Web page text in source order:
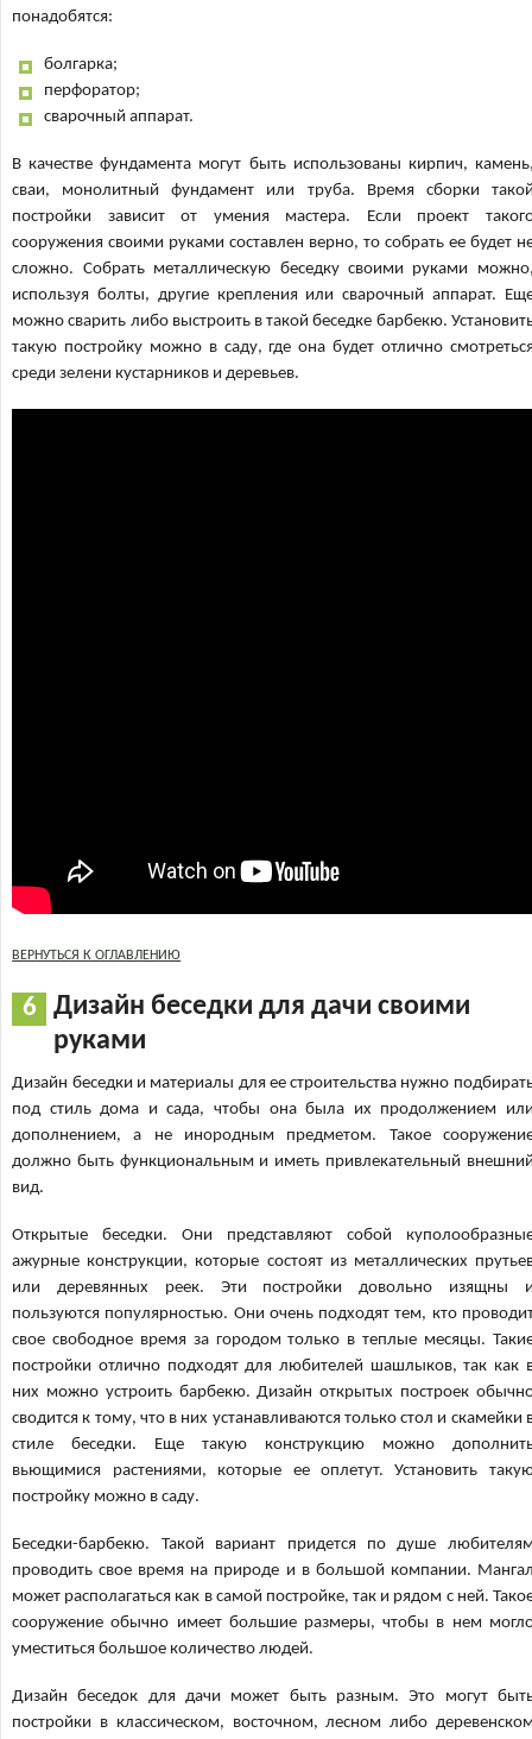
понадобятся:
болгарка;
перфоратор;
сварочный аппарат.
В качестве фундамента могут быть использованы кирпич,
сваи, монолитный фундамент или труба. Время сборки
постройки зависит от умения мастера. Если проект
сооружения своими руками составлен верно, то собрать ее будет
сложно. Собрать металлическую беседку своими руками
используя болты, другие крепления или сварочный аппарат.
можно сварить либо выстроить в такой беседке барбекю.
такую постройку можно в саду, где она будет отлично
среди зелени кустарников и деревьев.
ВЕРНУТЬСЯ К ОГЛАВЛЕНИЮ
Дизайн беседки для дачи своими
руками
Дизайн беседки и материалы для ее строительства нужно
под стиль дома и сада, чтобы она была их продолжением
дополнением, а не инородным предметом. Такое
должно быть функциональным и иметь привлекательный
вид.
Открытые беседки. Они представляют собой
ажурные конструкции, которые состоят из металлических
или деревянных реек. Эти постройки довольно изящны
пользуются популярностью. Они очень подходят тем, кто
свое свободное время за городом только в теплые месяцы.
постройки отлично подходят для любителей шашлыков, так как
них можно устроить барбекю. Дизайн открытых построек
сводится к тому, что в них устанавливаются только стол и скамейки
стиле беседки. Еще такую конструкцию можно
вьющимися растениями, которые ее оплетут. Установить
постройку можно в саду.
Беседки-барбекю. Такой вариант придется по душе
проводить свое время на природе и в большой компании.
может располагаться как в самой постройке, так и рядом с ней.
сооружение обычно имеет большие размеры, чтобы в нем
уместиться большое количество людей.
Дизайн беседок для дачи может быть разным. Это могут
постройки в классическом, восточном, лесном либо